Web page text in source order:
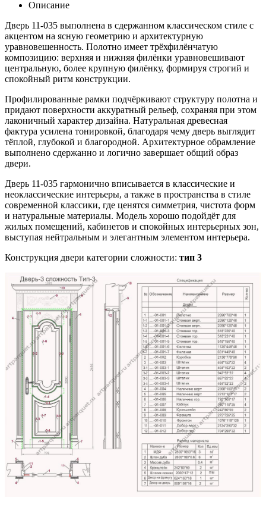
Описание
Дверь 11-035 выполнена в сдержанном классическом стиле с
акцентом на ясную геометрию и архитектурную
уравновешенность. Полотно имеет трёхфилёнчатую
композицию: верхняя и нижняя филёнки уравновешивают
центральную, более крупную филёнку, формируя строгий и
спокойный ритм конструкции.
Профилированные рамки подчёркивают структуру полотна и
придают поверхности аккуратный рельеф, сохраняя при этом
лаконичный характер дизайна. Натуральная древесная
фактура усилена тонировкой, благодаря чему дверь выглядит
тёплой, глубокой и благородной. Архитектурное обрамление
выполнено сдержанно и логично завершает общий образ
двери.
Дверь 11-035 гармонично вписывается в классические и
неоклассические интерьеры, а также в пространства в стиле
современной классики, где ценятся симметрия, чистота форм
и натуральные материалы. Модель хорошо подойдёт для
жилых помещений, кабинетов и спокойных интерьерных зон,
выступая нейтральным и элегантным элементом интерьера.
Конструкция двери категории сложности: тип 3